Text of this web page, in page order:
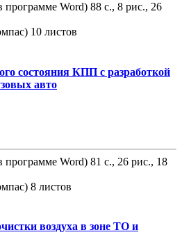
программе Word) 88 с., 8 рис., 26
10 листов
состояния КПП с разработкой
авто
программе Word) 81 с., 26 рис., 18
8 листов
воздуха в зоне ТО и